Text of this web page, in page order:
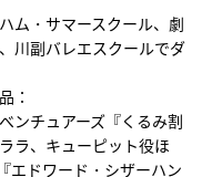
ム・サマースクール、劇
川副バレエスクールでダ
：
ンチュアーズ『くるみ割
ラ、キューピット役ほ
エドワード・シザーハン